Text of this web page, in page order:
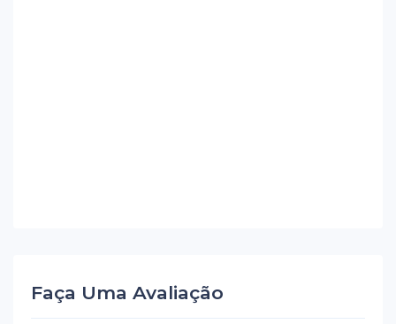
Faça Uma Avaliação